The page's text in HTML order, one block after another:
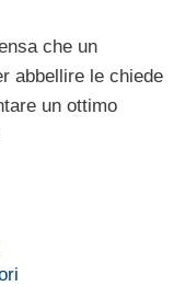
che un
abbellire le chiede
un ottimo